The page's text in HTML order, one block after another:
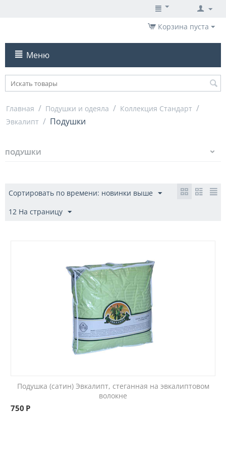
Корзина пуста
Меню
Главная / Подушки и одеяла / Коллекция Стандарт /
Эвкалипт / Подушки
ПОДУШКИ
Сортировать по времени: новинки выше
12 На страницу
Подушка (сатин) Эвкалипт, стеганная на эвкалиптовом
волокне
750 Р